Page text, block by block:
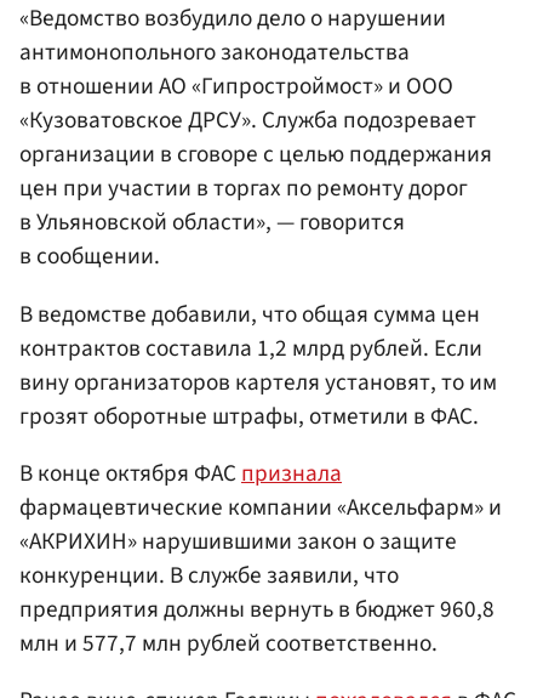
«Ведомство возбудило дело о нарушении
антимонопольного законодательства
в отношении АО «Гипростроймост» и ООО
«Кузоватовское ДРСУ». Служба подозревает
организации в сговоре с целью поддержания
цен при участии в торгах по ремонту дорог
в Ульяновской области», — говорится
в сообщении.
В ведомстве добавили, что общая сумма цен
контрактов составила 1,2 млрд рублей. Если
вину организаторов картеля установят, то им
грозят оборотные штрафы, отметили в ФАС.
В конце октября ФАСпризнала
фармацевтические компании «Аксельфарм» и
«АКРИХИН» нарушившими закон о защите
конкуренции. В службе заявили, что
предприятия должны вернуть в бюджет 960,8
млн и 577,7 млн рублей соответственно.